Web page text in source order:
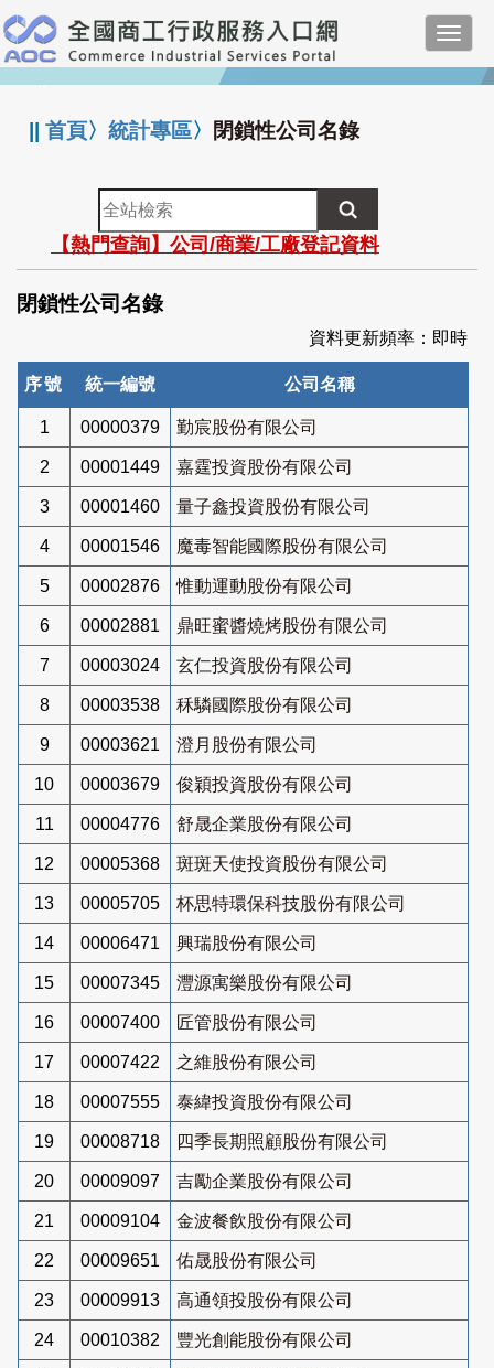
跳
到
主
要
:::
||首頁〉統計專區〉 閉鎖性公司名錄
全
站
檢
索
【熱門查詢】公司/商業/工廠登記資料
閉鎖性公司名錄
資料更新頻率：即時
序號 統一編號 公司名稱
1 00000379 勤宸股份有限公司
2 00001449 嘉霆投資股份有限公司
3 00001460 量子鑫投資股份有限公司
4 00001546 魔毒智能國際股份有限公司
5 00002876 惟動運動股份有限公司
6 00002881 鼎旺蜜醬燒烤股份有限公司
7 00003024 玄仁投資股份有限公司
8 00003538 秝驎國際股份有限公司
9 00003621 澄月股份有限公司
10 00003679 俊穎投資股份有限公司
11 00004776 舒晟企業股份有限公司
12 00005368 斑斑天使投資股份有限公司
13 00005705 杯思特環保科技股份有限公司
14 00006471 興瑞股份有限公司
15 00007345 灃源寓樂股份有限公司
16 00007400 匠管股份有限公司
17 00007422 之維股份有限公司
18 00007555 泰緯投資股份有限公司
19 00008718 四季長期照顧股份有限公司
20 00009097 吉勵企業股份有限公司
21 00009104 金波餐飲股份有限公司
22 00009651 佑晟股份有限公司
23 00009913 高通領投股份有限公司
24 00010382 豐光創能股份有限公司